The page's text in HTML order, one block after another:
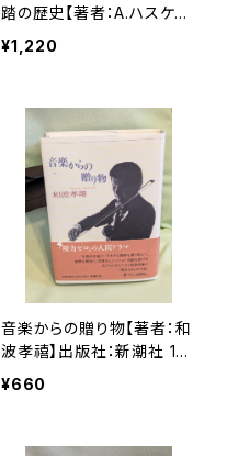
踏の歴史【著者：A.ハスケ
ル】出版社：三省堂 1974年
¥1,220
音楽からの贈り物【著者：和
波孝禧】出版社：新潮社 19
94年
¥660